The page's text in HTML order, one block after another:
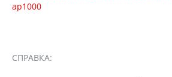
ap1000
СПРАВКА: